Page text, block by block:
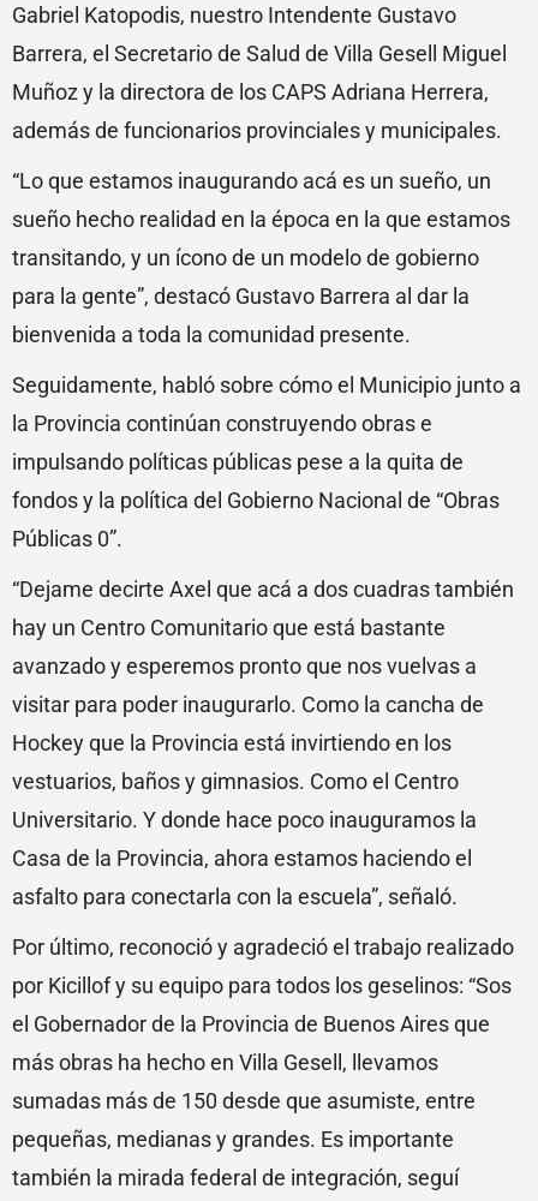
Gabriel Katopodis, nuestro Intendente Gustavo
Barrera, el Secretario de Salud de Villa Gesell Miguel
Muñoz y la directora de los CAPS Adriana Herrera,
además de funcionarios provinciales y municipales.
“Lo que estamos inaugurando acá es un sueño, un
sueño hecho realidad en la época en la que estamos
transitando, y un ícono de un modelo de gobierno
para la gente”, destacó Gustavo Barrera al dar la
bienvenida a toda la comunidad presente.
Seguidamente, habló sobre cómo el Municipio junto a
la Provincia continúan construyendo obras e
impulsando políticas públicas pese a la quita de
fondos y la política del Gobierno Nacional de “Obras
Públicas 0”.
“Dejame decirte Axel que acá a dos cuadras también
hay un Centro Comunitario que está bastante
avanzado y esperemos pronto que nos vuelvas a
visitar para poder inaugurarlo. Como la cancha de
Hockey que la Provincia está invirtiendo en los
vestuarios, baños y gimnasios. Como el Centro
Universitario. Y donde hace poco inauguramos la
Casa de la Provincia, ahora estamos haciendo el
asfalto para conectarla con la escuela”, señaló.
Por último, reconoció y agradeció el trabajo realizado
por Kicillof y su equipo para todos los geselinos: “Sos
el Gobernador de la Provincia de Buenos Aires que
más obras ha hecho en Villa Gesell, llevamos
sumadas más de 150 desde que asumiste, entre
pequeñas, medianas y grandes. Es importante
también la mirada federal de integración, seguí